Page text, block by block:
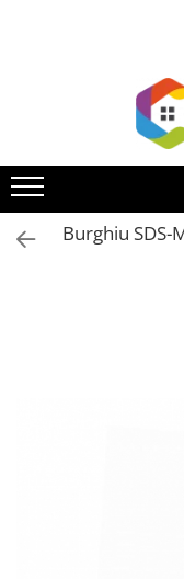
Termoseminee,
Cazane pe
Cazane pe
Aeroterme si
Burghiu